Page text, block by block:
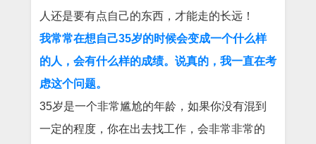
人还是要有点自己的东西，才能走的长远！
我常常在想自己35岁的时候会变成一个什么样
的人，会有什么样的成绩。说真的，我一直在考
虑这个问题。
35岁是一个非常尴尬的年龄，如果你没有混到
一定的程度，你在出去找工作，会非常非常的